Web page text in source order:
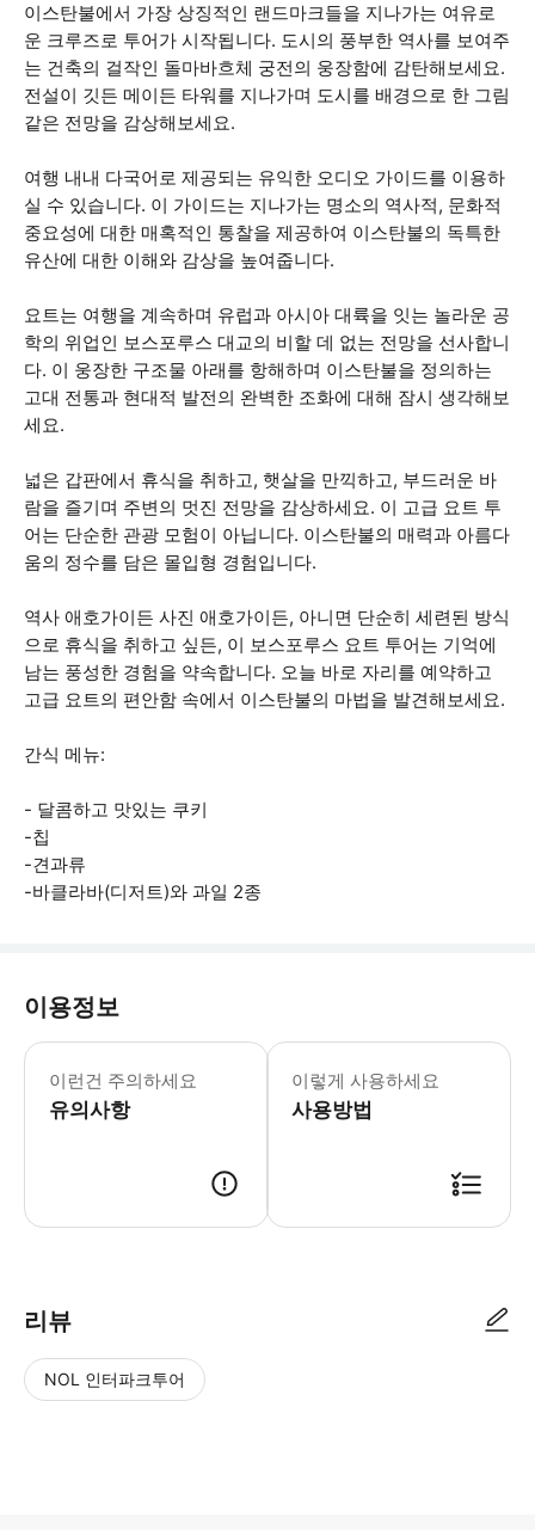
이스탄불에서 가장 상징적인 랜드마크들을 지나가는 여유로
운 크루즈로 투어가 시작됩니다. 도시의 풍부한 역사를 보여주
는 건축의 걸작인 돌마바흐체 궁전의 웅장함에 감탄해보세요.
전설이 깃든 메이든 타워를 지나가며 도시를 배경으로 한 그림
같은 전망을 감상해보세요.
여행 내내 다국어로 제공되는 유익한 오디오 가이드를 이용하
실 수 있습니다. 이 가이드는 지나가는 명소의 역사적, 문화적
중요성에 대한 매혹적인 통찰을 제공하여 이스탄불의 독특한
유산에 대한 이해와 감상을 높여줍니다.
요트는 여행을 계속하며 유럽과 아시아 대륙을 잇는 놀라운 공
학의 위업인 보스포루스 대교의 비할 데 없는 전망을 선사합니
다. 이 웅장한 구조물 아래를 항해하며 이스탄불을 정의하는
고대 전통과 현대적 발전의 완벽한 조화에 대해 잠시 생각해보
세요.
넓은 갑판에서 휴식을 취하고, 햇살을 만끽하고, 부드러운 바
람을 즐기며 주변의 멋진 전망을 감상하세요. 이 고급 요트 투
어는 단순한 관광 모험이 아닙니다. 이스탄불의 매력과 아름다
움의 정수를 담은 몰입형 경험입니다.
역사 애호가이든 사진 애호가이든, 아니면 단순히 세련된 방식
으로 휴식을 취하고 싶든, 이 보스포루스 요트 투어는 기억에
남는 풍성한 경험을 약속합니다. 오늘 바로 자리를 예약하고
고급 요트의 편안함 속에서 이스탄불의 마법을 발견해보세요.
간식 메뉴:
- 달콤하고 맛있는 쿠키
-칩
-견과류
-바클라바(디저트)와 과일 2종
이용정보
이런건 주의하세요
유의사항
- 외부 음식과 음료의 보트 반입은 허
이렇게 사용하세요
사용방법
리뷰
NOL 인터파크투어